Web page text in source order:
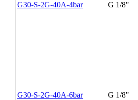
G30-S-2G-40A-4bar G 1/8"
G30-S-2G-40A-6bar G 1/8"